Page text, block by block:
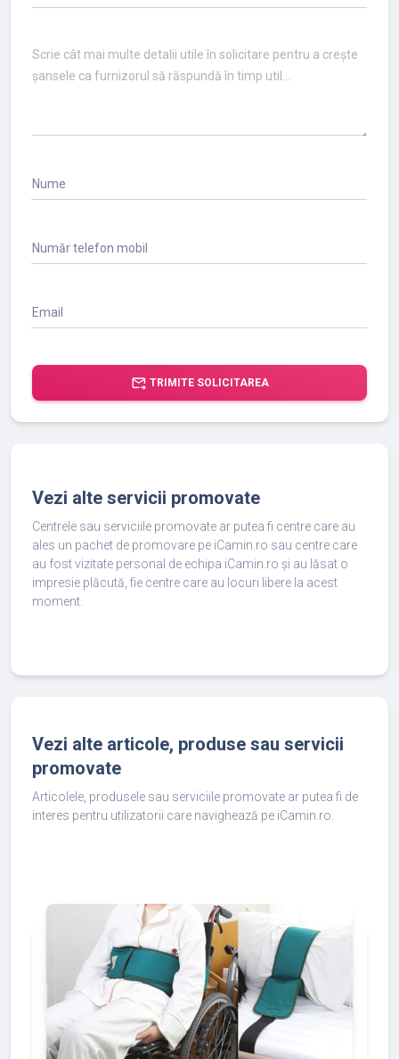
Nume
Număr telefon mobil
Email
forward_to_inbox TRIMITE SOLICITAREA
Vezi alte servicii promovate
Centrele sau serviciile promovate ar putea fi centre care au
ales un pachet de promovare pe iCamin.ro sau centre care
au fost vizitate personal de echipa iCamin.ro și au lăsat o
impresie plăcută, fie centre care au locuri libere la acest
moment.
Vezi alte articole, produse sau servicii
promovate
Articolele, produsele sau serviciile promovate ar putea fi de
interes pentru utilizatorii care navighează pe iCamin.ro.